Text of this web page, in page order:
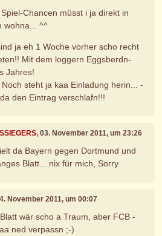
Chancen müsst i ja direkt in
wohna... ^^
ja eh 1 Woche vorher scho recht
Mit dem loggern Eggsberdn-
Jahres!
steht ja kaa Einladung herin... -
den Eintrag verschlafn!!!
, 03. November 2011, um 23:26
da Bayern gegen Dortmund und
Blatt... nix für mich, Sorry
November 2011, um 00:07
wär scho a Traum, aber FCB -
ned verpassn ;-)